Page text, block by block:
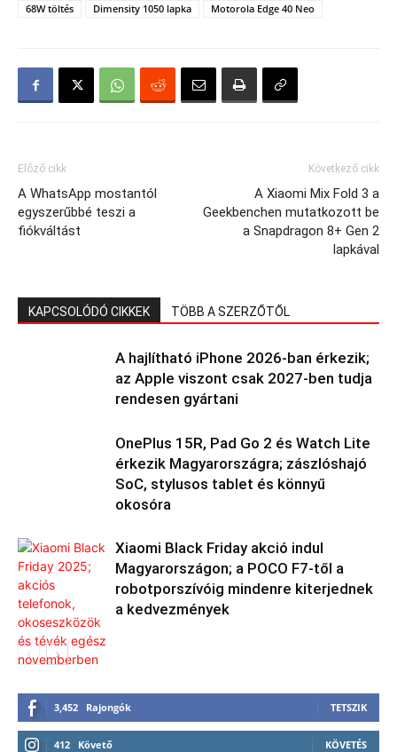
68W töltés
Dimensity 1050 lapka Motorola Edge 40 Neo
Előző cikk
A WhatsApp mostantól
egyszerűbbé teszi a
fiókváltást
Következő cikk
A Xiaomi Mix Fold 3 a
Geekbenchen mutatkozott be
a Snapdragon 8+ Gen 2
lapkával
KAPCSOLÓDÓ CIKKEK TÖBB A SZERZŐTŐL
A hajlítható iPhone 2026-ban érkezik;
az Apple viszont csak 2027-ben tudja
rendesen gyártani
OnePlus 15R, Pad Go 2 és Watch Lite
érkezik Magyarországra; zászlóshajó
SoC, stylusos tablet és könnyű
okosóra
Xiaomi Black Friday akció indul
Magyarországon; a POCO F7-től a
robotporszívóig mindenre kiterjednek
a kedvezmények
3,452 Rajongók TETSZIK
412 Követő KÖVETÉS